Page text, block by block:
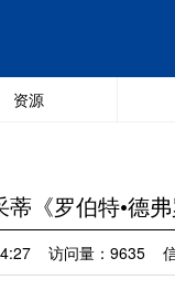
资源
《罗伯特•德弗
访问量：9635